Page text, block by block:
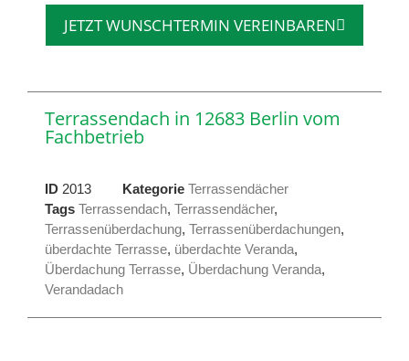
JETZT WUNSCHTERMIN VEREINBAREN
Terrassendach in 12683 Berlin vom
Fachbetrieb
ID 2013 Kategorie Terrassendächer
Tags Terrassendach, Terrassendächer,
Terrassenüberdachung, Terrassenüberdachungen,
überdachte Terrasse, überdachte Veranda,
Überdachung Terrasse, Überdachung Veranda,
Verandadach